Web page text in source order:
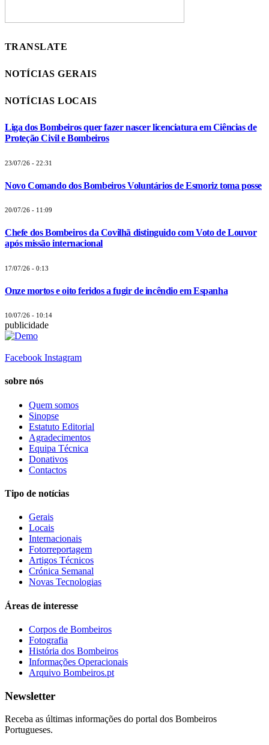
TRANSLATE
NOTÍCIAS GERAIS
NOTÍCIAS LOCAIS
Liga dos Bombeiros quer fazer nascer licenciatura em Ciências de
Proteção Civil e Bombeiros
23/07/26 - 22:31
Novo Comando dos Bombeiros Voluntários de Esmoriz toma posse
20/07/26 - 11:09
Chefe dos Bombeiros da Covilhã distinguido com Voto de Louvor
após missão internacional
17/07/26 - 0:13
Onze mortos e oito feridos a fugir de incêndio em Espanha
10/07/26 - 10:14
publicidade
Facebook Instagram
sobre nós
Quem somos
Sinopse
Estatuto Editorial
Agradecimentos
Equipa Técnica
Donativos
Contactos
Tipo de notícias
Gerais
Locais
Internacionais
Fotorreportagem
Artigos Técnicos
Crónica Semanal
Novas Tecnologias
Áreas de interesse
Corpos de Bombeiros
Fotografia
História dos Bombeiros
Informações Operacionais
Arquivo Bombeiros.pt
Newsletter
Receba as últimas informações do portal dos Bombeiros
Portugueses.